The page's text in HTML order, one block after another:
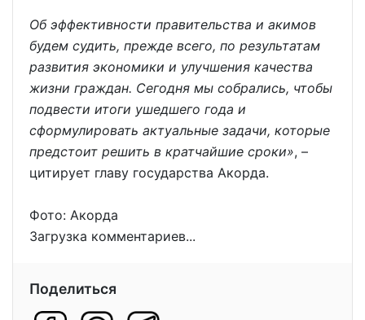
Об эффективности правительства и акимов
будем судить, прежде всего, по результатам
развития экономики и улучшения качества
жизни граждан. Сегодня мы собрались, чтобы
подвести итоги ушедшего года и
сформулировать актуальные задачи, которые
предстоит решить в кратчайшие сроки», –
цитирует главу государства Акорда.
Фото: Акорда
Загрузка комментариев...
Поделиться